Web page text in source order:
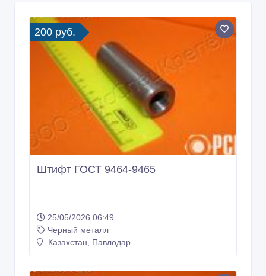
200 руб.
Штифт ГОСТ 9464-9465
25/05/2026 06:49
Черный металл
Казахстан, Павлодар